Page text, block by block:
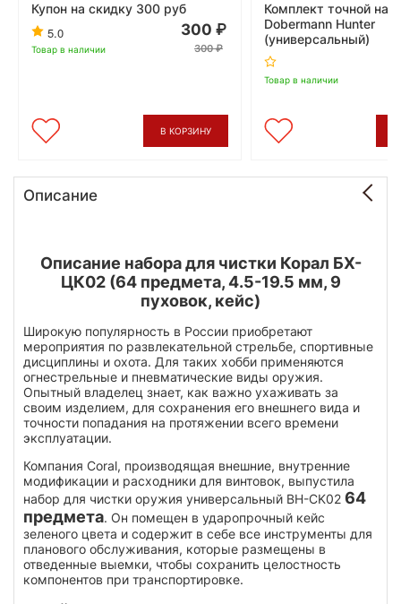
Купон на скидку 300 руб
5.0
Товар в наличии
300
300
В КОРЗИНУ
Комплект точной
Dobermann Hunter
(универсальный)
Товар в наличии
Описание
Описание набора для чистки Корал БХ-
ЦК02 (64 предмета, 4.5-19.5 мм, 9
пуховок, кейс)
Широкую популярность в России приобретают
мероприятия по развлекательной стрельбе, спортивные
дисциплины и охота. Для таких хобби применяются
огнестрельные и пневматические виды оружия.
Опытный владелец знает, как важно ухаживать за
своим изделием, для сохранения его внешнего вида и
точности попадания на протяжении всего времени
эксплуатации.
Компания Coral, производящая внешние, внутренние
модификации и расходники для винтовок, выпустила
набор для чистки оружия универсальный BH-CK02 64
предмета. Он помещен в ударопрочный кейс
зеленого цвета и содержит в себе все инструменты для
планового обслуживания, которые размещены в
отведенные выемки, чтобы сохранить целостность
компонентов при транспортировке.